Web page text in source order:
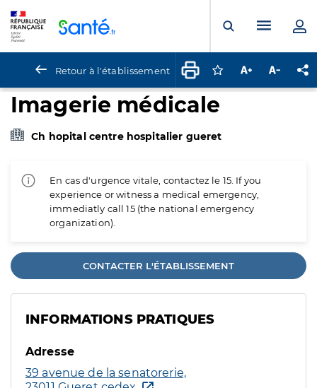
Ouvrir laMenu
Retour à l'établissement Connectez-vous
Augmenter la
Imagerie médicale
Ch hopital centre hospitalier gueret
En cas d'urgence vitale, contactez le 15. If you
experience or witness a medical emergency,
immediatly call 15 (the national emergency
organization).
CONTACTER L'ÉTABLISSEMENT
INFORMATIONS PRATIQUES
Adresse
39 avenue de la senatorerie,